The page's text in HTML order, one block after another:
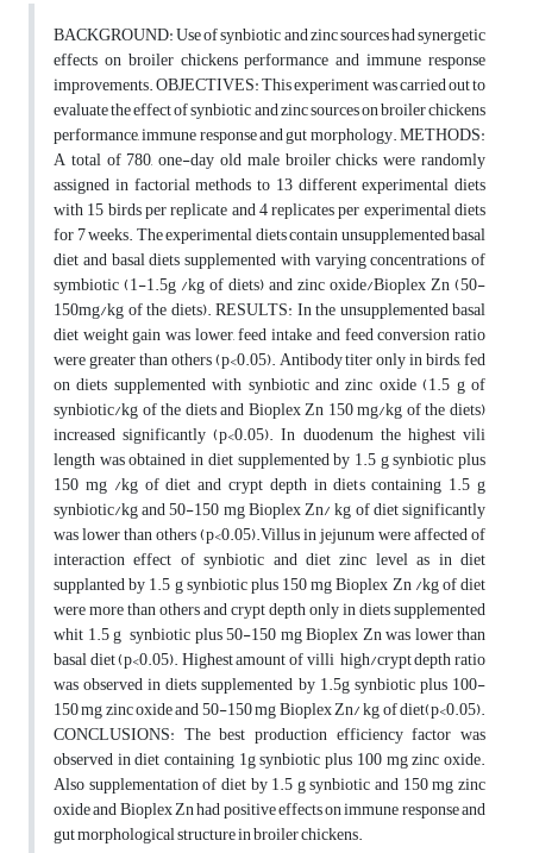
BACKGROUND: Use of synbiotic and zinc sources had synergetic
effects on broiler chickens performance and immune response
improvements. OBJECTIVES: This experiment was carried out to
evaluate the effect of synbiotic and zinc sources on broiler chickens
performance, immune response and gut morphology. METHODS:
A total of 780, one-day old male broiler chicks were randomly
assigned in factorial methods to 13 different experimental diets
with 15 birds per replicate and 4 replicates per experimental diets
for 7 weeks. The experimental diets contain unsupplemented basal
diet and basal diets supplemented with varying concentrations of
symbiotic (1-1.5g /kg of diets) and zinc oxide/Bioplex Zn (50-
150mg/kg of the diets). RESULTS: In the unsupplemented basal
diet weight gain was lower, feed intake and feed conversion ratio
were greater than others (p<0.05). Antibody titer only in birds, fed
on diets supplemented with synbiotic and zinc oxide (1.5 g of
synbiotic/kg of the diets and Bioplex Zn 150 mg/kg of the diets)
increased significantly (p<0.05). In duodenum the highest vili
length was obtained in diet supplemented by 1.5 g synbiotic plus
150 mg /kg of diet and crypt depth in diets containing 1.5 g
synbiotic/kg and 50-150 mg Bioplex Zn/ kg of diet significantly
was lower than others (p<0.05).Villus in jejunum were affected of
interaction effect of synbiotic and diet zinc level as in diet
supplanted by 1.5 g synbiotic plus 150 mg Bioplex Zn /kg of diet
were more than others and crypt depth only in diets supplemented
whit 1.5 g synbiotic plus 50-150 mg Bioplex Zn was lower than
basal diet (p<0.05). Highest amount of villi high/crypt depth ratio
was observed in diets supplemented by 1.5g synbiotic plus 100-
150 mg zinc oxide and 50-150 mg Bioplex Zn/ kg of diet(p<0.05).
CONCLUSIONS: The best production efficiency factor was
observed in diet containing 1g synbiotic plus 100 mg zinc oxide.
Also supplementation of diet by 1.5 g synbiotic and 150 mg zinc
oxide and Bioplex Zn had positive effects on immune response and
gut morphological structure in broiler chickens.